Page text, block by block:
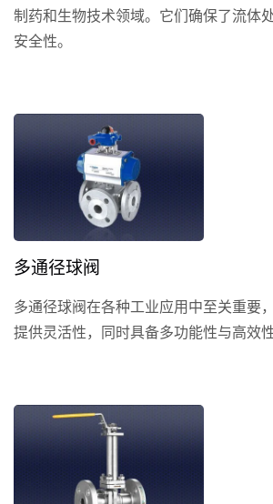
制药和生物技术领域。它们确保了流体
安全性。
多通径球阀
多通径球阀在各种工业应用中至关重要
提供灵活性，同时具备多功能性与高效性